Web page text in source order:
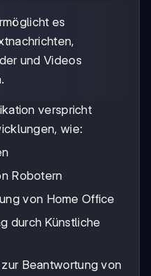
es
und Videos
verspricht
wie:
Robotern
von Home Office
durch Künstliche
Beantwortung von